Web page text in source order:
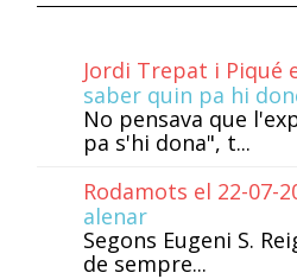
Jordi Trepat i Piqué
saber quin pa hi
No pensava que
pa s'hi dona", t...
Rodamots el 22-07-
alenar
Segons Eugeni S.
de sempre...